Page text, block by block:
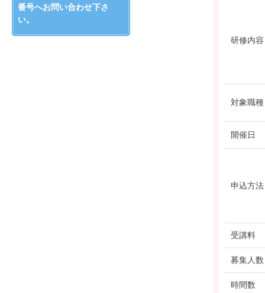
番号へお問い合わせ下さ
い。
研修内容
対象職種
開催日
申込方法
受講料
募集人数
時間数